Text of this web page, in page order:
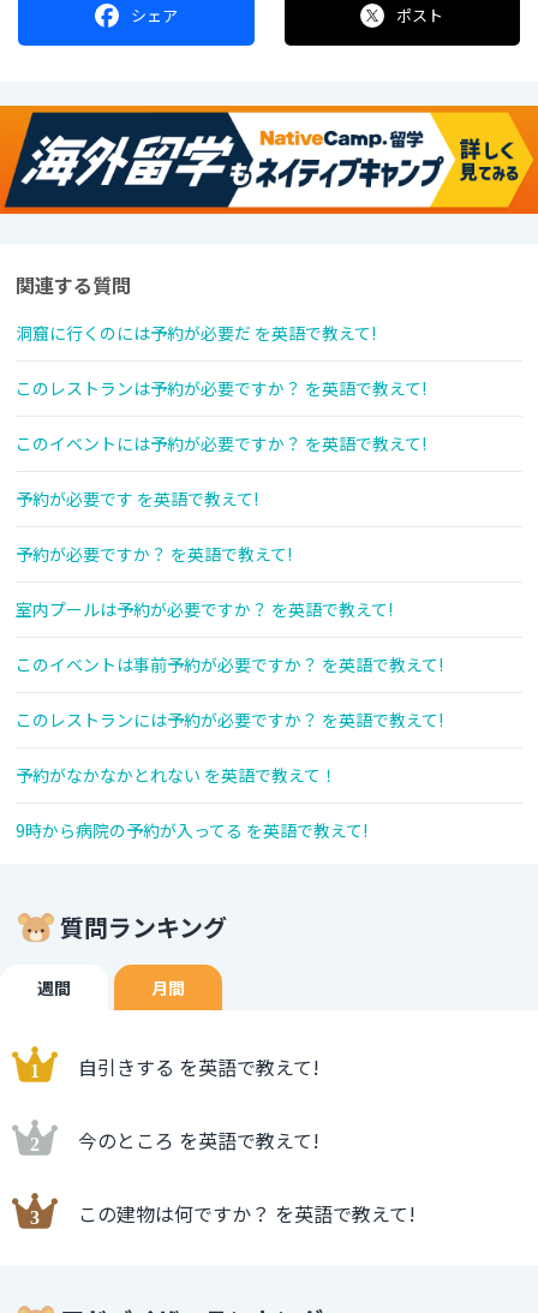
シェア ポスト
関連する質問
洞窟に行くのには予約が必要だ を英語で教えて!
このレストランは予約が必要ですか？ を英語で教えて!
このイベントには予約が必要ですか？ を英語で教えて!
予約が必要です を英語で教えて!
予約が必要ですか？ を英語で教えて!
室内プールは予約が必要ですか？ を英語で教えて!
このイベントは事前予約が必要ですか？ を英語で教えて!
このレストランには予約が必要ですか？ を英語で教えて!
予約がなかなかとれない を英語で教えて！
9時から病院の予約が入ってる を英語で教えて!
質問ランキング
週間 月間
自引きする を英語で教えて!
今のところ を英語で教えて!
この建物は何ですか？ を英語で教えて!